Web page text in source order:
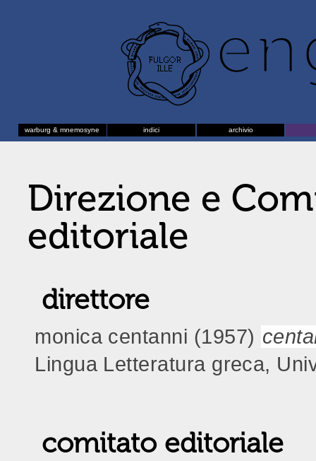
warburg & mnemosyne indici archivio
Direzione e
editoriale
direttore
monica centanni (1957)
Lingua Letteratura greca,
comitato editoriale